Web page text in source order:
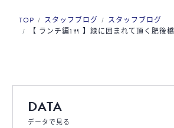
TOP スタッフブログ
スタッフブログ
【 ランチ編1🍴 】緑に囲まれて頂く肥後
DATA
データで見る